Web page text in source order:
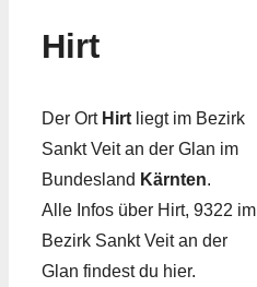
Hirt
Der Ort Hirtliegt im Bezirk
Sankt Veit an der Glan im
Bundesland Kärnten.
Alle Infos über Hirt, 9322 im
Bezirk Sankt Veit an der
Glan findest du hier.